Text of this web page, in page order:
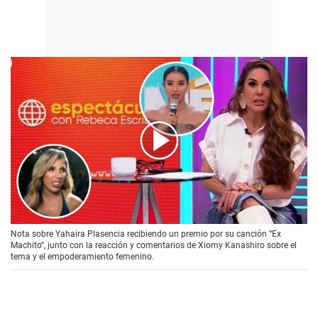
00:00
Nota sobre Yahaira Plasencia recibiendo un premio por su canción “Ex
Machito”, junto con la reacción y comentarios de Xiomy Kanashiro sobre el
tema y el empoderamiento femenino.